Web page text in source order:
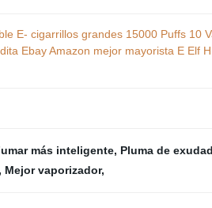
E- cigarrillos grandes 15000 Puffs 10
Ebay Amazon mejor mayorista E Elf
más inteligente, Pluma de
, Mejor vaporizador,